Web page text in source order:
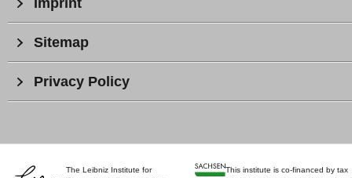
The Leibniz Institute for
This institute is co-financed by tax
Sitemap
Privacy Policy